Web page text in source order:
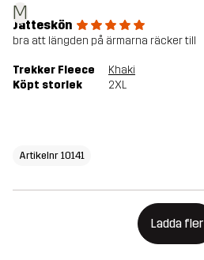
M
Jätteskön
bra att längden på ärmarna räcker till
Trekker Fleece
Khaki
Köpt storlek
2XL
Artikelnr 10141
Ladda fler